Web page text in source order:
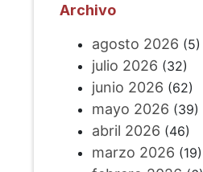
Archivo
agosto 2026 (5)
julio 2026 (32)
junio 2026 (62)
mayo 2026 (39)
abril 2026 (46)
marzo 2026 (19)